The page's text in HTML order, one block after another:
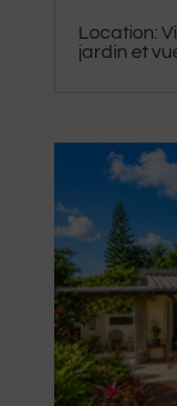
Location:
jardin et